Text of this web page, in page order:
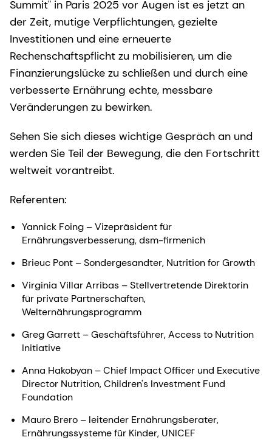
Summit" in Paris 2025 vor Augen ist es jetzt an
der Zeit, mutige Verpflichtungen, gezielte
Investitionen und eine erneuerte
Rechenschaftspflicht zu mobilisieren, um die
Finanzierungslücke zu schließen und durch eine
verbesserte Ernährung echte, messbare
Veränderungen zu bewirken.
Sehen Sie sich dieses wichtige Gespräch an und
werden Sie Teil der Bewegung, die den Fortschritt
weltweit vorantreibt.
Referenten:
Yannick Foing – Vizepräsident für
Ernährungsverbesserung, dsm-firmenich
Brieuc Pont – Sondergesandter, Nutrition for Growth
Virginia Villar Arribas – Stellvertretende Direktorin
für private Partnerschaften,
Welternährungsprogramm
Greg Garrett – Geschäftsführer, Access to Nutrition
Initiative
Anna Hakobyan – Chief Impact Officer und Executive
Director Nutrition, Children's Investment Fund
Foundation
Mauro Brero – leitender Ernährungsberater,
Ernährungssysteme für Kinder, UNICEF